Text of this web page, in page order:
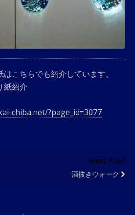
こちらでも紹介しています。
紙紹介
chiba.net/?page_id=3077
Next Post
酒抜きウォーク